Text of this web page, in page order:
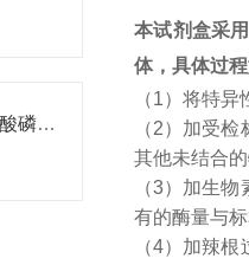
小鼠烟酰胺腺嘌呤二核苷酸磷酸（NADPH）检测试剂盒
本试剂盒采
体，具体过
（1）将特
（2）加受
其他未结合
（3）加生
有的酶量与
（4）加辣